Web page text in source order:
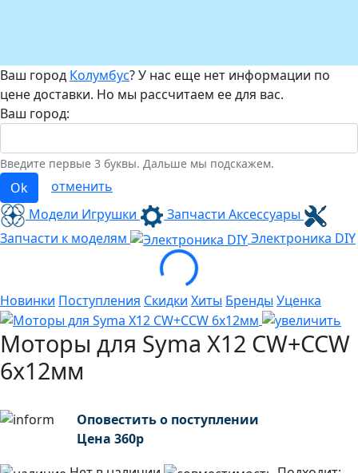
Ваш город Колумбус? У нас еще нет информации по
цене доставки. Но мы рассчитаем ее для вас.
Ваш город:
Введите первые 3 буквы. Дальше мы подскажем.
Ok
отменить
Модели Игрушки
Запчасти Аксессуары
Запчасти к моделям
Электроника DIY
Loading...
Новинки Поступления Скидки Хиты Бренды Уценка
Моторы для Syma X12 CW+CCW
6х12мм
Оповестить о поступлении
Цена 360р